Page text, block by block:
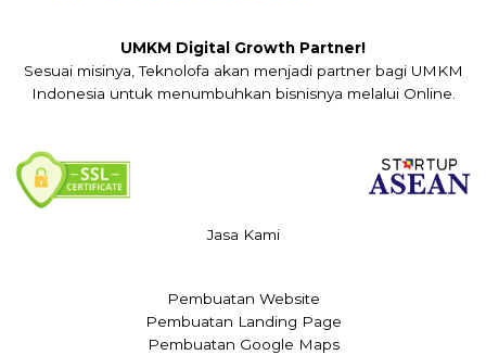
UMKM Digital Growth Partner!
Sesuai misinya, Teknolofa akan menjadi partner bagi UMKM
Indonesia untuk menumbuhkan bisnisnya melalui Online.
Jasa Kami
Pembuatan Website
Pembuatan Landing Page
Pembuatan Google Maps